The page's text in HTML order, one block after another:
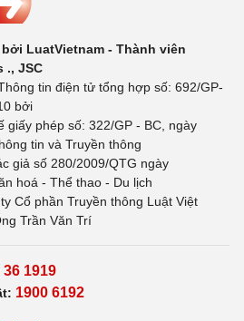
LuatVietnam - Thành viên
., JSC
tin điện tử tổng hợp số: 692/GP-
bởi
giấy phép số: 322/GP - BC, ngày
tin và Truyền thông
giả số 280/2009/QTG ngày
hoá - Thể thao - Du lịch
Cổ phần Truyền thông Luật Việt
Trần Văn Trí
36 1919
1900 6192